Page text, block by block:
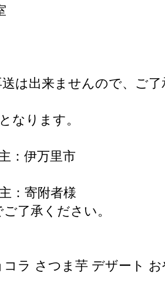
は出来ませんので、ご了
なります。
：伊万里市
：寄附者様
了承ください。
ラ さつま芋 デザート